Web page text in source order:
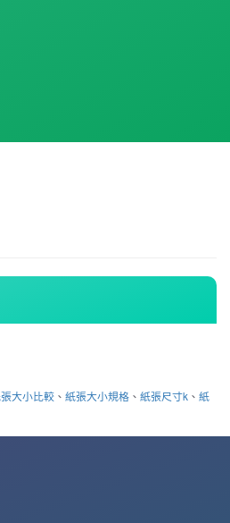
大小比較 、紙張大小規格 、紙張尺寸k 、紙